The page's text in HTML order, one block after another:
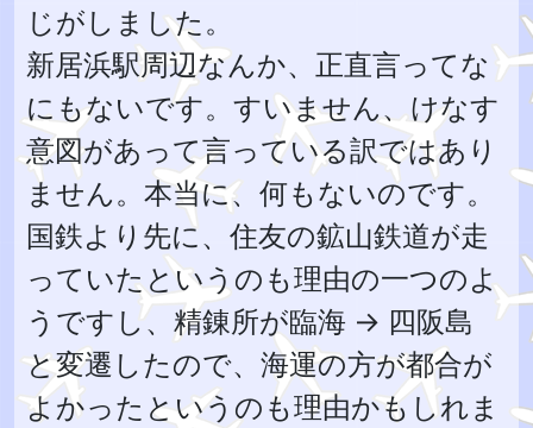
じがしました。
新居浜駅周辺なんか、正直言ってな
にもないです。すいません、けなす
意図があって言っている訳ではあり
ません。本当に、何もないのです。
国鉄より先に、住友の鉱山鉄道が走
っていたというのも理由の一つのよ
うですし、精錬所が臨海 → 四阪島
と変遷したので、海運の方が都合が
よかったというのも理由かもしれま